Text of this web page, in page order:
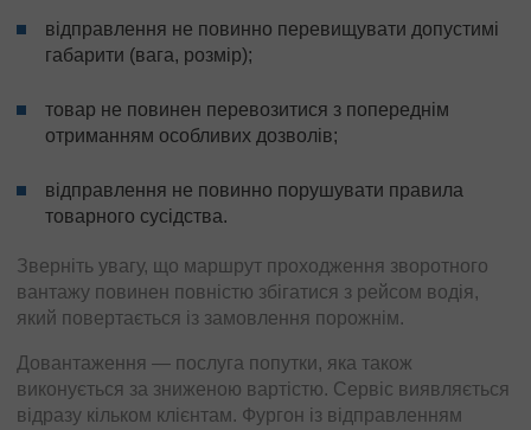
відправлення не повинно перевищувати допустимі
габарити (вага, розмір);
товар не повинен перевозитися з попереднім
отриманням особливих дозволів;
відправлення не повинно порушувати правила
товарного сусідства.
Зверніть увагу, що маршрут проходження зворотного
вантажу повинен повністю збігатися з рейсом водія,
який повертається із замовлення порожнім.
Довантаження — послуга попутки, яка також
виконується за зниженою вартістю. Сервіс виявляється
відразу кільком клієнтам. Фургон із відправленням